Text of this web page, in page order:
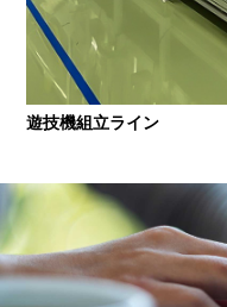
遊技機組立ライン